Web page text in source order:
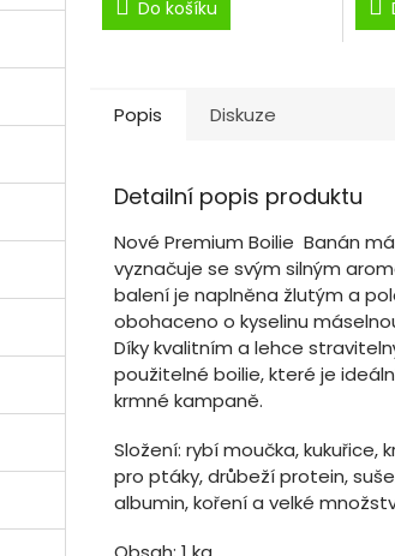
Do košíku
Popis Diskuze
Detailní popis produktu
Nové Premium Boilie Banán
vyznačuje se svým silným
balení je naplněna žlutým a
obohaceno o kyselinu
Díky kvalitním a lehce
použitelné boilie, které je
krmné kampaně.
Složení: rybí moučka, kukuřice,
pro ptáky, drůbeží protein,
albumin, koření a velké